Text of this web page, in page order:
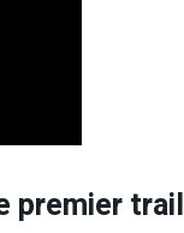
premier trail